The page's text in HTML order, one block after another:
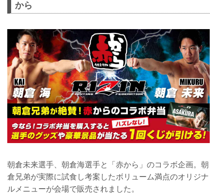
から
朝倉未来選手、朝倉海選手と「赤から」のコラボ企画。朝
倉兄弟が実際に試食し考案したボリューム満点のオリジナ
ルメニューが会場で販売されました。